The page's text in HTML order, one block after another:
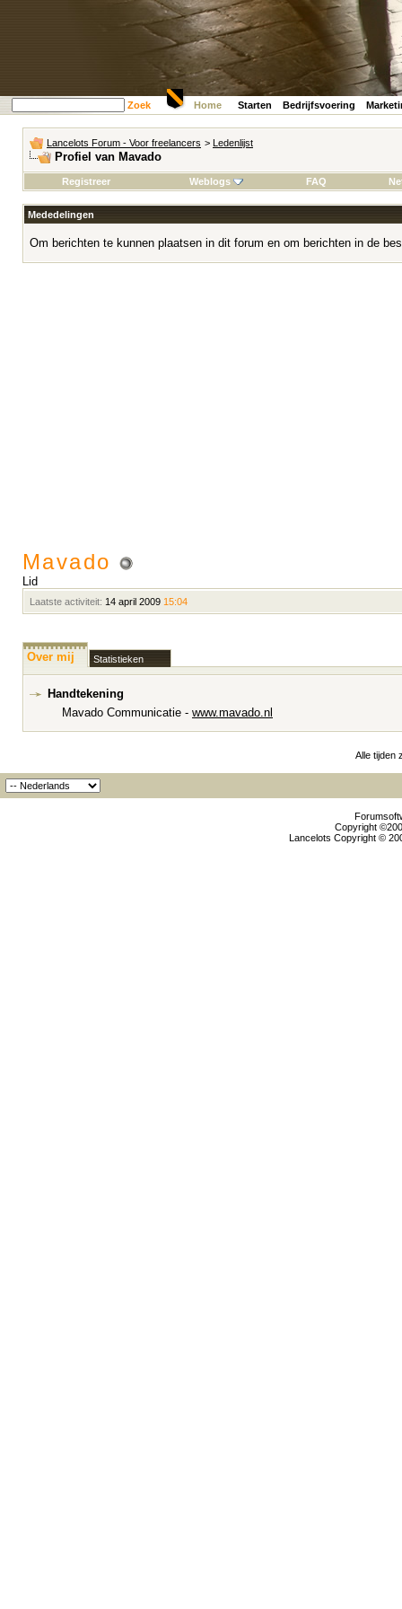
Zoek Home Starten Bedrijfsvoering
Lancelots Forum - Voor freelancers > Ledenlijst
Profiel van Mavado
Registreer Weblogs FAQ
Mededelingen
Om berichten te kunnen plaatsen in dit forum en om berichten in de
Mavado
Lid
Laatste activiteit: 14 april 2009 15:04
Over mij Statistieken
Handtekening
Mavado Communicatie - www.mavado.nl
Alle tijden
Copyright
Lancelots Copyright ©